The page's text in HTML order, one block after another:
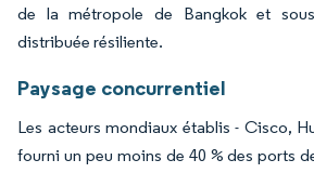
de la métropole de Bangkok et
distribuée résiliente.
Paysage concurrentiel
Les acteurs mondiaux établis - Cisco,
fourni un peu moins de 40 % des ports